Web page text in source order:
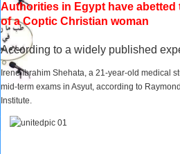
Authorities in Egypt have
of a Coptic Christian woman
According to a widely published
Irene Ibrahim Shehata, a 21-year-old medical
mid-term exams in Asyut, according to
Institute.